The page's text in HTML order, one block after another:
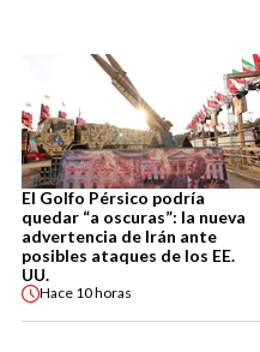
El Golfo Pérsico podría
quedar “a oscuras”: la nueva
advertencia de Irán ante
posibles ataques de los EE.
UU.
Hace 10 horas